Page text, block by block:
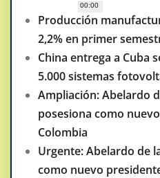
00:00
Producción
2,2% en primer
China entrega a Cuba
5.000 sistemas
Ampliación: Abelardo
posesiona como
Colombia
Urgente: Abelardo de
como nuevo